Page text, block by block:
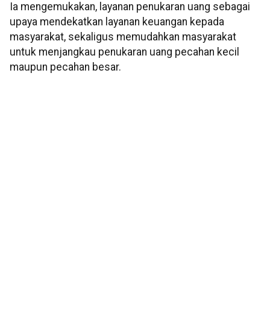
Ia mengemukakan, layanan penukaran uang sebagai
upaya mendekatkan layanan keuangan kepada
masyarakat, sekaligus memudahkan masyarakat
untuk menjangkau penukaran uang pecahan kecil
maupun pecahan besar.